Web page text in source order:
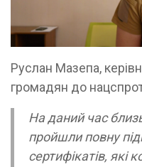
Руслан Мазепа,
громадян до
На даний час
пройшли повну
сертифікатів,